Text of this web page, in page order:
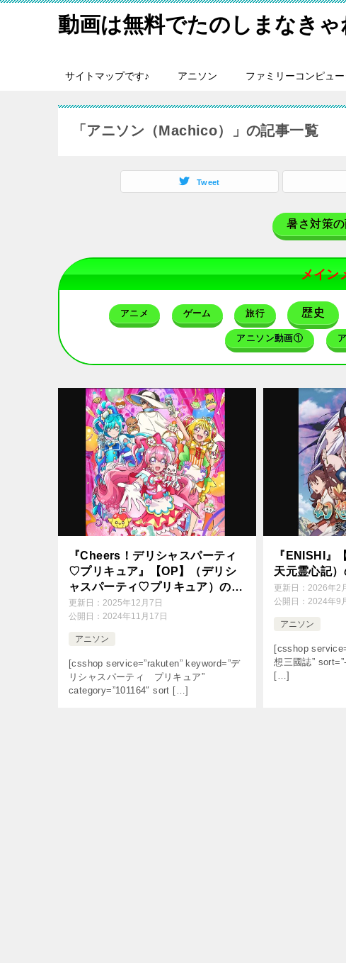
動画は無料でたのしまなきゃ
サイトマップです♪ アニソン ファミリーコンピュー
「アニソン（Machico）」の記事一覧
Tweet
暑さ対策の
メイン
アニメ ゲーム 旅行 歴史
アニソン動画①
『Cheers！デリシャスパーティ
♡プリキュア』【OP】（デリシ
ャスパーティ♡プリキュア）の動
画を楽しもう！
更新日： 2025年12月7日
公開日： 2024年11月17日
アニソン
[csshop service=”rakuten” keyword=”デ
リシャスパーティ プリキュア”
category=”101164″ sort […]
『ENISHI』
天元霊心記）
更新日：2026年2
公開日：2024年9
アニソン
[csshop
想三國誌”
[…]